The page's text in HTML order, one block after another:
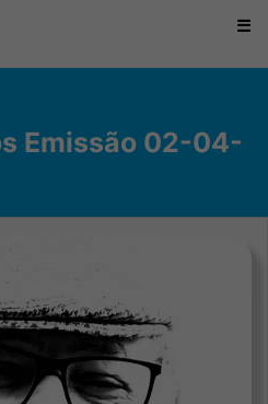
☰
Emissão 02-04-